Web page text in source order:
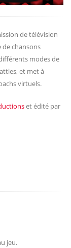
de télévision
chansons
modes de
et met à
virtuels.
et édité par
jeu.